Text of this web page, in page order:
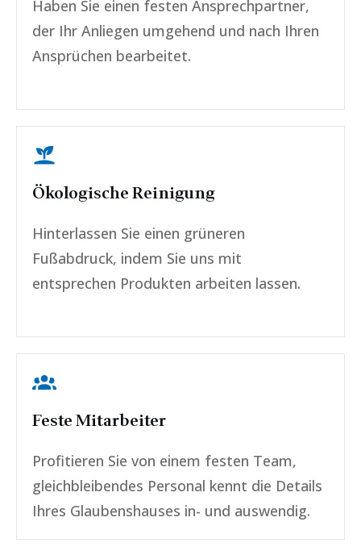
Haben Sie einen festen Ansprechpartner,
der Ihr Anliegen umgehend und nach Ihren
Ansprüchen bearbeitet.
Ökologische Reinigung
Hinterlassen Sie einen grüneren
Fußabdruck, indem Sie uns mit
entsprechen Produkten arbeiten lassen.
Feste Mitarbeiter
Profitieren Sie von einem festen Team,
gleichbleibendes Personal kennt die Details
Ihres Glaubenshauses in- und auswendig.